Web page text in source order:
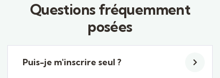
Questions fréquemment
posées
Puis-je m'inscrire seul ?